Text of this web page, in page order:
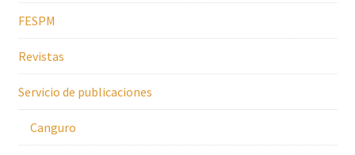
FESPM
Revistas
Servicio de publicaciones
Canguro